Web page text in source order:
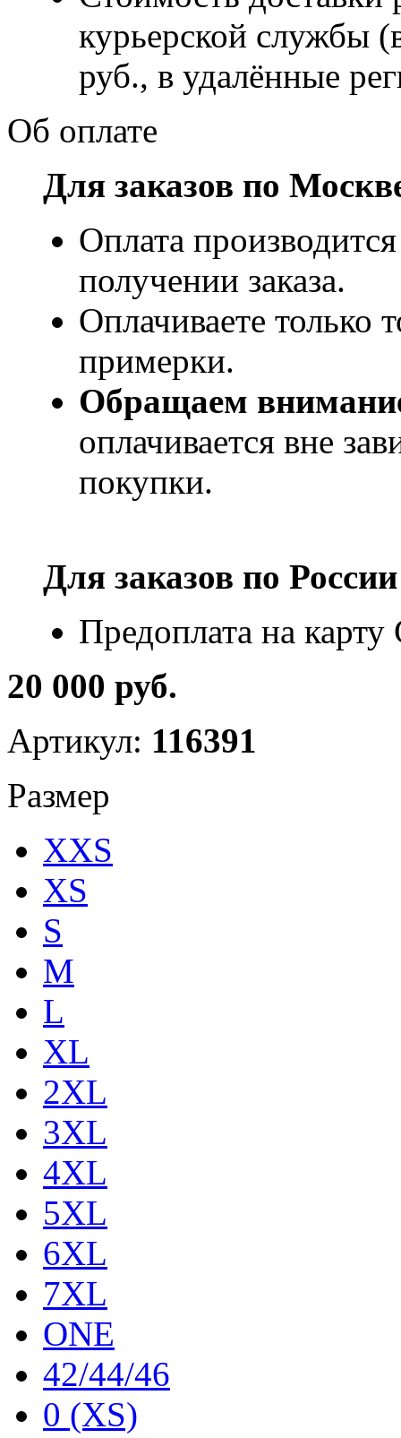
курьерской службы
руб., в удалённые
Об оплате
Для заказов по
Оплата
получении заказа.
Оплачиваете только
примерки.
Обращаем
оплачивается вне
покупки.
Для заказов по
Предоплата на
20 000 руб.
Артикул: 116391
Размер
XXS
XS
S
M
L
XL
2XL
3XL
4XL
5XL
6XL
7XL
ONE
42/44/46
0 (XS)